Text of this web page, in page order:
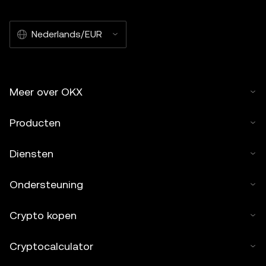
Nederlands/EUR
Meer over OKX
Producten
Diensten
Ondersteuning
Crypto kopen
Cryptocalculator